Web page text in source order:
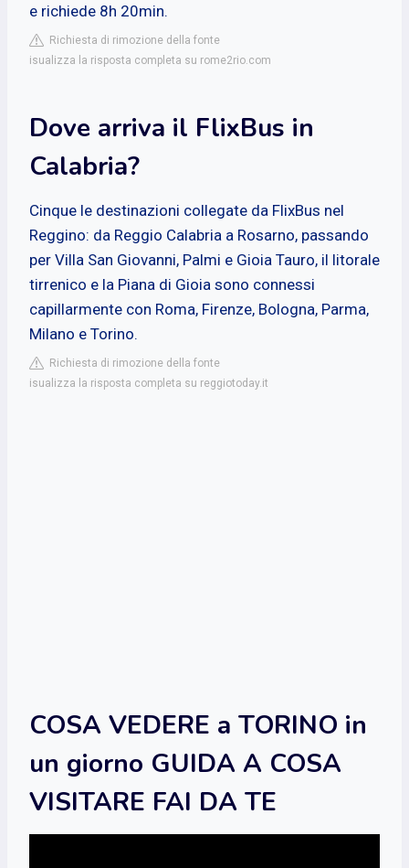
e richiede 8h 20min.
Richiesta di rimozione della fonte
isualizza la risposta completa su rome2rio.com
Dove arriva il FlixBus in
Calabria?
Cinque le destinazioni collegate da FlixBus nel
Reggino: da Reggio Calabria a Rosarno, passando
per Villa San Giovanni, Palmi e Gioia Tauro, il litorale
tirrenico e la Piana di Gioia sono connessi
capillarmente con Roma, Firenze, Bologna, Parma,
Milano e Torino.
Richiesta di rimozione della fonte
isualizza la risposta completa su reggiotoday.it
COSA VEDERE a TORINO in
un giorno GUIDA A COSA
VISITARE FAI DA TE